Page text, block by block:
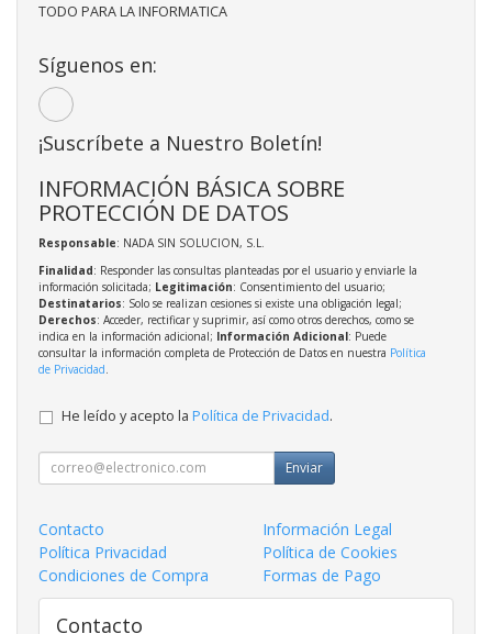
TODO PARA LA INFORMATICA
Síguenos en:
¡Suscríbete a Nuestro Boletín!
INFORMACIÓN BÁSICA SOBRE
PROTECCIÓN DE DATOS
Responsable: NADA SIN SOLUCION, S.L.
Finalidad: Responder las consultas planteadas por el usuario y enviarle la
información solicitada; Legitimación: Consentimiento del usuario;
Destinatarios: Solo se realizan cesiones si existe una obligación legal;
Derechos: Acceder, rectificar y suprimir, así como otros derechos, como se
indica en la información adicional; Información Adicional: Puede
consultar la información completa de Protección de Datos en nuestra Política
de Privacidad
He leído y acepto la Política de Privacidad.
Enviar
Contacto
Información Legal
Política Privacidad
Política de Cookies
Condiciones de Compra
Formas de Pago
Contacto